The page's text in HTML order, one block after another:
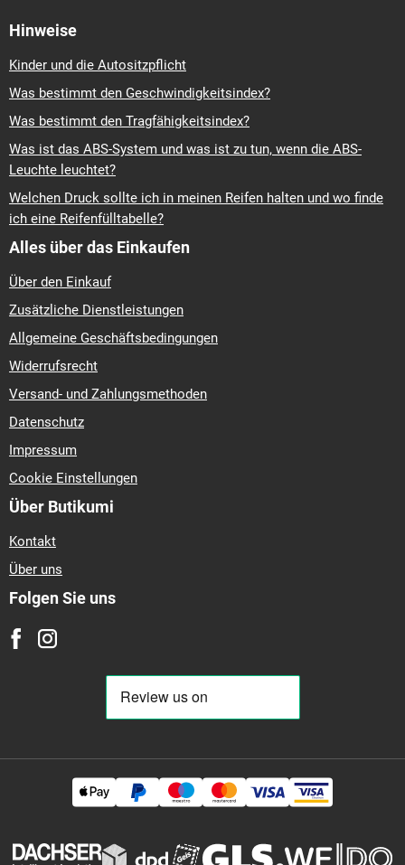
Hinweise
Kinder und die Autositzpflicht
Was bestimmt den Geschwindigkeitsindex?
Was bestimmt den Tragfähigkeitsindex?
Was ist das ABS-System und was ist zu tun, wenn die ABS-
Leuchte leuchtet?
Welchen Druck sollte ich in meinen Reifen halten und wo finde
ich eine Reifenfülltabelle?
Alles über das Einkaufen
Über den Einkauf
Zusätzliche Dienstleistungen
Allgemeine Geschäftsbedingungen
Widerrufsrecht
Versand- und Zahlungsmethoden
Datenschutz
Impressum
Cookie Einstellungen
Über Butikumi
Kontakt
Über uns
Folgen Sie uns